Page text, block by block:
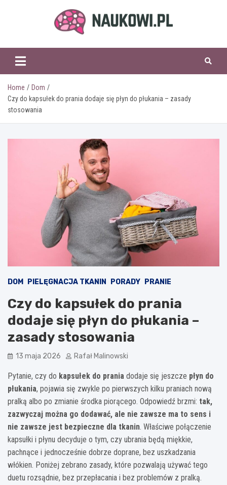
naukowi.pl
Home
Dom
Czy do kapsułek do prania dodaje się płyn do płukania – zasady
stosowania
DOM PIELĘGNACJA TKANIN PORADY PRANIE
Czy do kapsułek do prania
dodaje się płyn do płukania –
zasady stosowania
13 maja 2026 Rafał Malinowski
Pytanie, czy do kapsułek do prania dodaje się jeszcze płyn do
płukania, pojawia się zwykle po pierwszych kilku praniach nową
pralką albo po zmianie środka piorącego. Odpowiedź brzmi: tak,
zazwyczaj można go dodawać, ale nie zawsze ma to sens i
nie zawsze jest bezpieczne dla tkanin. Właściwe połączenie
kapsułki i płynu decyduje o tym, czy ubrania będą miękkie,
pachnące i jednocześnie dobrze doprane, bez uszkadzania
włókien. Poniżej zebrano zasady, które pozwalają używać tego
duetu rozsądnie, bez przepłacania i bez problemów z pralką.